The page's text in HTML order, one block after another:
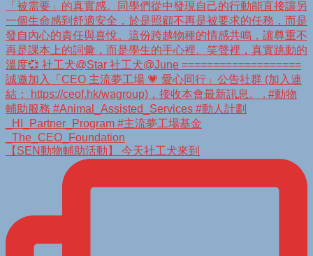
【SEN動物輔助活動】 今天社工犬來到